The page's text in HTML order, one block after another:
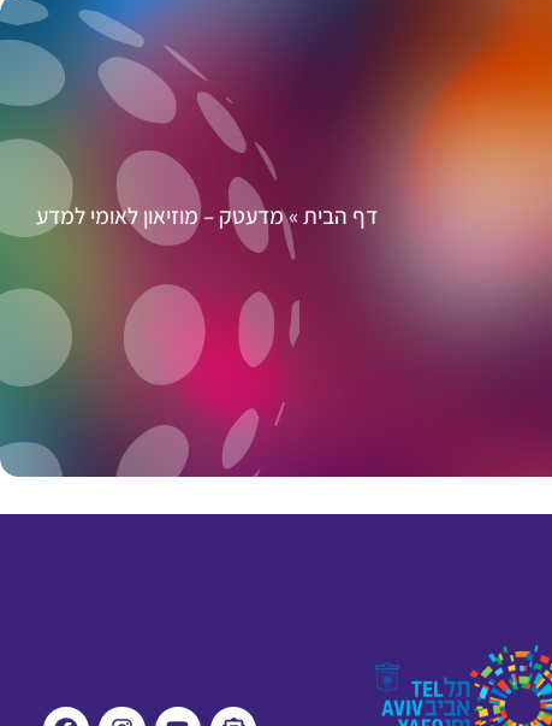
דף הבית»מדעטק – מוזיאון לאומי למדע